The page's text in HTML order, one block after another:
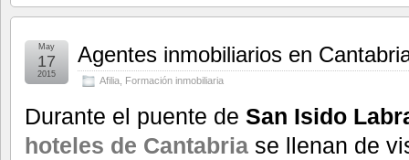
Agentes inmobiliarios en
Afilia Formación inmobiliaria
May
17
2015
Durante el puente de San Isido
hoteles de Cantabria se llenan de